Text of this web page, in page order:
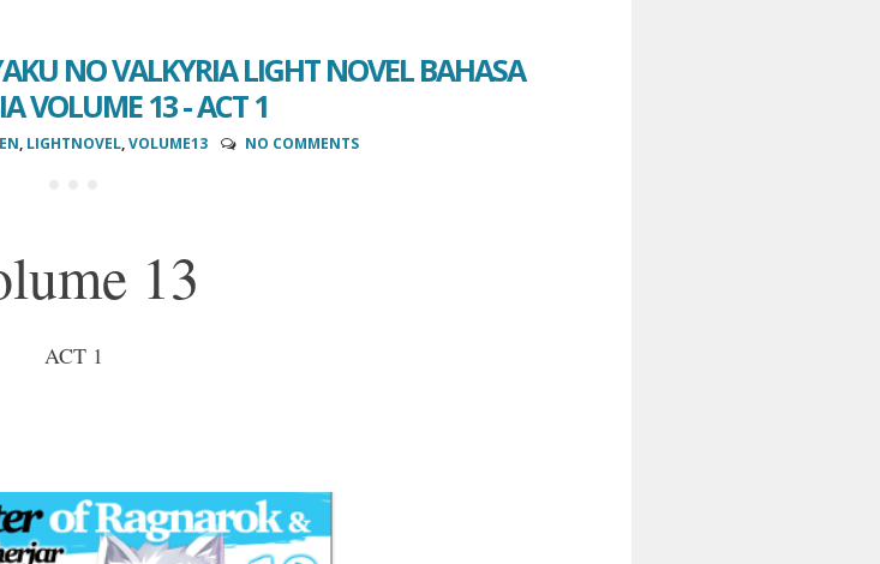
NO VALKYRIA LIGHT NOVEL BAHASA
VOLUME 13 - ACT 1
, LIGHTNOVEL,VOLUME13 NO COMMENTS
13
ACT 1